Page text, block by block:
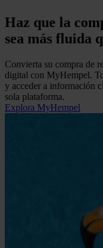
Haz que la
sea más fluida
Convierta su compra de
digital con MyHempel.
y acceder a información
sola plataforma.
Explora MyHempel